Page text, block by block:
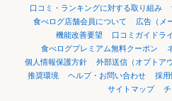
口コミ・ランキングに対する取り組み
食べログ店舗会員について
広告（メ
機能改善要望
口コミガイドラ
食べログプレミアム無料クーポン
個人情報保護方針
外部送信（オプトアウ
推奨環境
ヘルプ・お問い合わせ 採用
サイトマップ